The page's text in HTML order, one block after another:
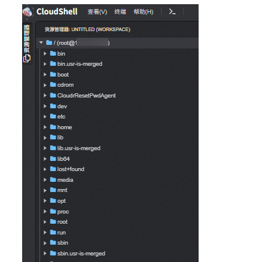
件
登
录
Windows
系
统
Flexus
X
实
例
上
传
和
下
载
文
件